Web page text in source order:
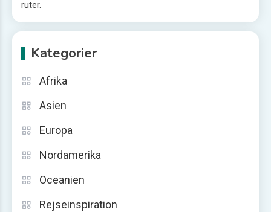
ruter.
Kategorier
Afrika
Asien
Europa
Nordamerika
Oceanien
Rejseinspiration